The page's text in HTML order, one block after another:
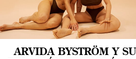
ARVIDA BYSTRÖM Y SU